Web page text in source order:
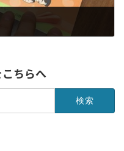
ちらへ